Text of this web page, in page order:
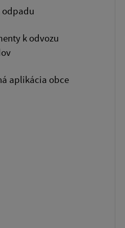
odpadu
k odvozu
aplikácia obce